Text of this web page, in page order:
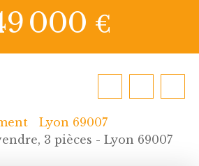
000 €
Lyon 69007
3 pièces - Lyon 69007